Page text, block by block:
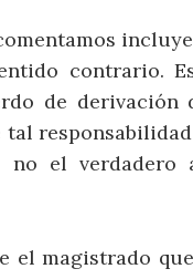
contrario.
de derivación
no el
el magistrado